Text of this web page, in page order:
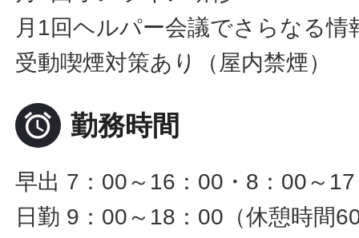
月1回ヘルパー会議でさらなる情
受動喫煙対策あり（屋内禁煙）
 勤務時間
早出 7：00～16：00・8：00～
日勤 9：00～18：00（休憩時間